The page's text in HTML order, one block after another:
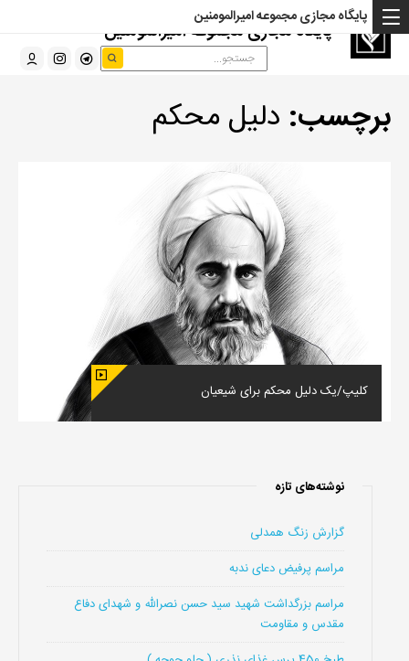
پایگاه مجازی مجموعه امیرالمومنین
پایگاه مجازی مجموعه امیرالمومنین
برچسب: دلیل محکم
کلیپ/یک دلیل محکم برای شیعیان
نوشته‌های تازه
گزارش زنگ همدلی
مراسم پرفیض دعای ندبه
مراسم بزرگداشت شهید سید حسن نصرالله و شهدای دفاع
مقدس و مقاومت